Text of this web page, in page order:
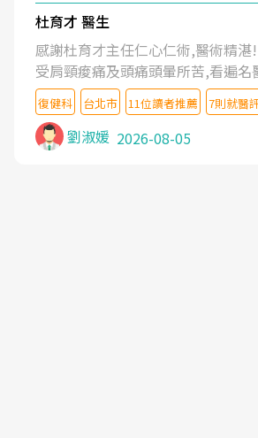
杜育才 醫生
感謝杜育才主任仁心仁術,醫術精湛
受肩頸痠痛及頭痛頭暈所苦,看遍名
檢查,也嘗試過西醫打針,中醫針灸及
沒有用,後來連吃到嗎啡類止痛藥都
症狀,沒多久就痛起來,多年失眠嚴重
台灣親友介紹忠孝醫院杜育才主任
復健科 台北市 11位讀者推薦 7則就醫
劉淑媛 2026-08-05